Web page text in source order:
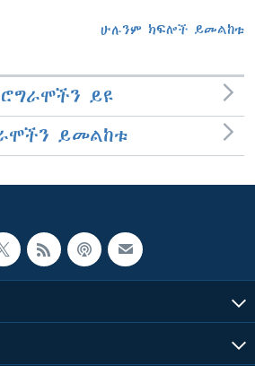
ሁሉንም ክፍሎች ይመልከቱ
ይዩ
ይመልከቱ